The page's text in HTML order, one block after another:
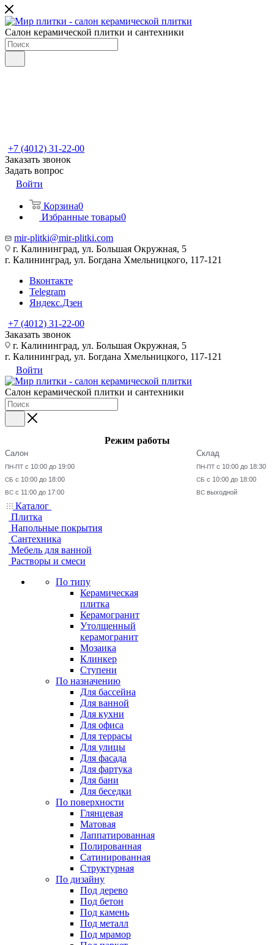
Салон керамической плитки и сантехники
+7 (4012) 31-22-00
Заказать звонок
Задать вопрос
Войти
Корзина0
Избранные товары0
mir-plitki@mir-plitki.com
г. Калининград, ул. Большая Окружная, 5
г. Калининград, ул. Богдана Хмельницкого, 117-121
Вконтакте
Telegram
Яндекс.Дзен
+7 (4012) 31-22-00
Заказать звонок
г. Калининград, ул. Большая Окружная, 5
г. Калининград, ул. Богдана Хмельницкого, 117-121
Войти
Салон керамической плитки и сантехники
Режим работы
Салон
ПН-ПТ с 10:00 до 19:00
СБ с 10:00 до 18:00
ВС с 11:00 до 17:00
Склад
ПН-ПТ с 10:00 до 18:30
СБ с 10:00 до 18:00
ВС выходной
Каталог
Плитка
Напольные покрытия
Сантехника
Мебель для ванной
Растворы и смеси
По типу
Керамическая
плитка
Керамогранит
Утолщенный
керамогранит
Мозаика
Клинкер
Ступени
По назначению
Для бассейна
Для ванной
Для кухни
Для офиса
Для террасы
Для улицы
Для фасада
Для фартука
Для бани
Для беседки
По поверхности
Глянцевая
Матовая
Лаппатированная
Полированная
Сатинированная
Структурная
По дизайну
Под дерево
Под бетон
Под камень
Под металл
Под мрамор